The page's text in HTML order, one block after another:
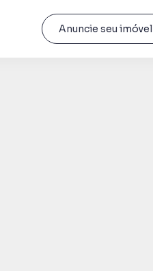
Anuncie seu imóvel